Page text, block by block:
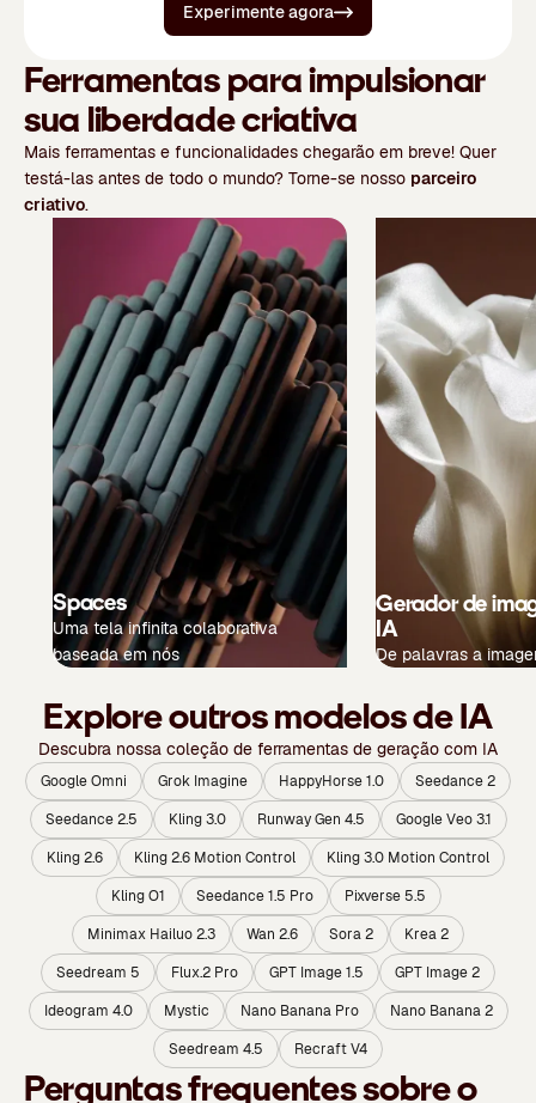
Experimente agora
Ferramentas para impulsionar
sua liberdade criativa
Mais ferramentas e funcionalidades chegarão em breve! Quer
testá-las antes de todo o mundo? Torne-se nosso parceiro
criativo.
Spaces
Uma tela infinita colaborativa
baseada em nós
Gerador de
IA
De palavras a
Explore outros modelos de IA
Descubra nossa coleção de ferramentas de geração com IA
Google Omni Grok Imagine HappyHorse 1.0
Seedance 2
Seedance 2.5
Kling 3.0 Runway Gen 4.5
Google Veo 3.1
Kling 2.6
Kling 2.6 Motion Control
Kling 3.0 Motion Control
Kling O1
Seedance 1.5 Pro
Pixverse 5.5
Minimax Hailuo 2.3
Wan 2.6 Sora 2
Krea 2
Seedream 5
Flux.2 Pro GPT Image 1.5
GPT Image 2
Ideogram 4.0
Mystic Nano Banana Pro
Nano Banana 2
Seedream 4.5
Recraft V4
Perguntas frequentes sobre o